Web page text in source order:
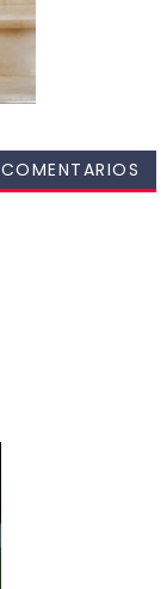
COMENTARIOS